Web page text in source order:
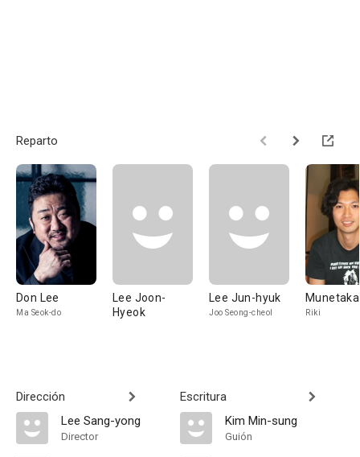
Reparto
Don Lee
Ma Seok-do
Lee Joon-
Hyeok
Lee Jun-hyuk
Joo Seong-cheol Riki
Dirección
Lee Sang-yong
Director
Escritura
Kim Min-sung
Guión